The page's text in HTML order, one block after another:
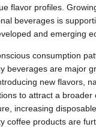
flavor profiles.
beverages is
and emerging
consumption
beverages are major
new flavors,
to attract a broader
increasing
coffee products are